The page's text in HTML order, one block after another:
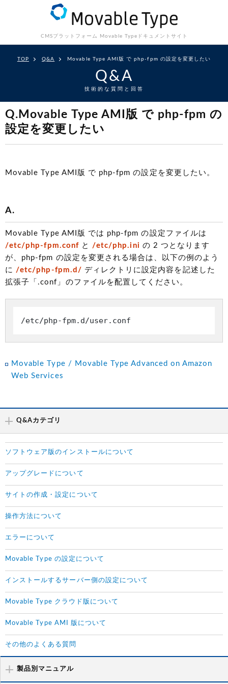
CMSプラットフォーム Movable Type ドキュメントサイト
TOP Q&A Movable Type AMI版 で php-fpm の設定を変更したい
Q&A
技術的な質問と回答
Q.Movable Type AMI版 で php-fpm の
設定を変更したい
Movable Type AMI版 で php-fpm の設定を変更したい。
A.
Movable Type AMI版 では php-fpm の設定ファイルは
/etc/php-fpm.confと /etc/php.ini の 2 つとなります
が、php-fpm の設定を変更される場合は、以下の例のよう
に /etc/php-fpm.d/ ディレクトリに設定内容を記述した
拡張子「.conf」のファイルを配置してください。
/etc/php-fpm.d/user.conf
Movable Type / Movable Type Advanced on Amazon
Web Services
Q&Aカテゴリ
ソフトウェア版のインストールについて
アップグレードについて
サイトの作成・設定について
操作方法について
エラーについて
Movable Type の設定について
インストールするサーバー側の設定について
Movable Type クラウド版について
Movable Type AMI 版について
その他のよくある質問
製品別マニュアル